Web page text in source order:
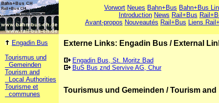
Vorwort Neues Bahn+Bus Bahn+Bus
Introduction News Rail+Bus
Avant-propos Nouveautés Rail+Bus Liens
Engadin Bus
Tourismus und
Gemeinden
Tourism and
Local Authorities
Tourisme et
communes
Externe Links: Engadin Bus / External
Engadin Bus, St. Moritz Bad
BuS Bus znd Servive AG, Chur
Tourismus und Gemeinden / Tourism